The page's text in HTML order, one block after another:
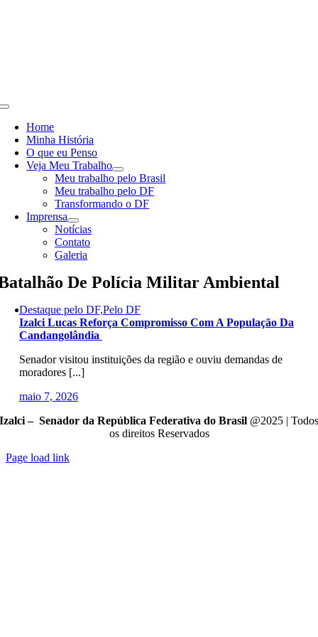
Toggle
NavigationHome
Minha História
O que eu Penso
Veja Meu Trabalho
Meu trabalho pelo Brasil
Meu trabalho pelo DF
Transformando o DF
Imprensa
Notícias
Contato
Galeria
De Polícia Militar Ambiental
Destaque pelo DF,Pelo DF
Izalci Lucas Reforça Compromisso Com A População Da
Candangolândia
Senador visitou instituições da região e ouviu demandas de
moradores [...]
maio 7, 2026
Izalci – Senador da República Federativa do Brasil @2025 | Todos
os direitos Reservados
Page load link